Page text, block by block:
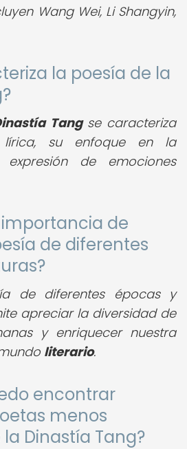
Wang Wei, Li Shangyin,
la poesía de la
Tangse caracteriza
su enfoque en la
de emociones
importancia de
de diferentes
de diferentes épocas y
apreciar la diversidad de
y enriquecer nuestra
literario.
encontrar
menos
Dinastía Tang?